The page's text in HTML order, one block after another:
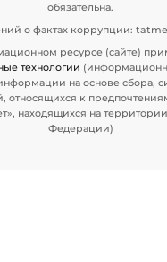
обязательна.
о фактах коррупции:
ресурсе (сайте)
технологии
на основе сбора,
относящихся к
находящихся на
Федерации)